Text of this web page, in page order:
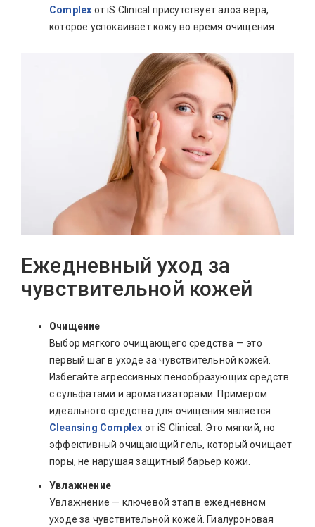
Complex от iS Clinical присутствует алоэ вера,
которое успокаивает кожу во время очищения.
Ежедневный уход за
чувствительной кожей
Очищение
Выбор мягкого очищающего средства — это
первый шаг в уходе за чувствительной кожей.
Избегайте агрессивных пенообразующих средств
с сульфатами и ароматизаторами. Примером
идеального средства для очищения является
Cleansing Complex от iS Clinical. Это мягкий, но
эффективный очищающий гель, который очищает
поры, не нарушая защитный барьер кожи.
Увлажнение
Увлажнение — ключевой этап в ежедневном
уходе за чувствительной кожей. Гиалуроновая